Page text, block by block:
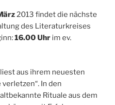
2013 findet die nächste
des Literaturkreises
16.00 Uhr im ev.
liest aus ihrem neuesten
verletzen“. In den
Rituale aus dem